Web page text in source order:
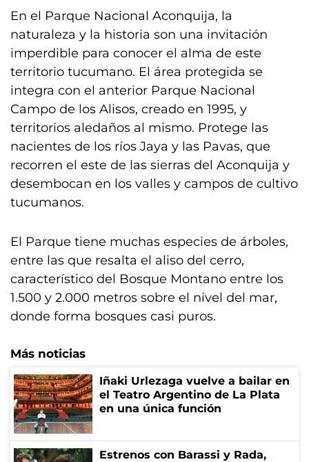
En el Parque Nacional Aconquija, la
naturaleza y la historia son una invitación
imperdible para conocer el alma de este
territorio tucumano. El área protegida se
integra con el anterior Parque Nacional
Campo de los Alisos, creado en 1995, y
territorios aledaños al mismo. Protege las
nacientes de los ríos Jaya y las Pavas, que
recorren el este de las sierras del Aconquija y
desembocan en los valles y campos de cultivo
tucumanos.
El Parque tiene muchas especies de árboles,
entre las que resalta el aliso del cerro,
característico del Bosque Montano entre los
1.500 y 2.000 metros sobre el nivel del mar,
donde forma bosques casi puros.
Más noticias
Iñaki Urlezaga vuelve a bailar en
el Teatro Argentino de La Plata
en una única función
Estrenos con Barassi y Rada,